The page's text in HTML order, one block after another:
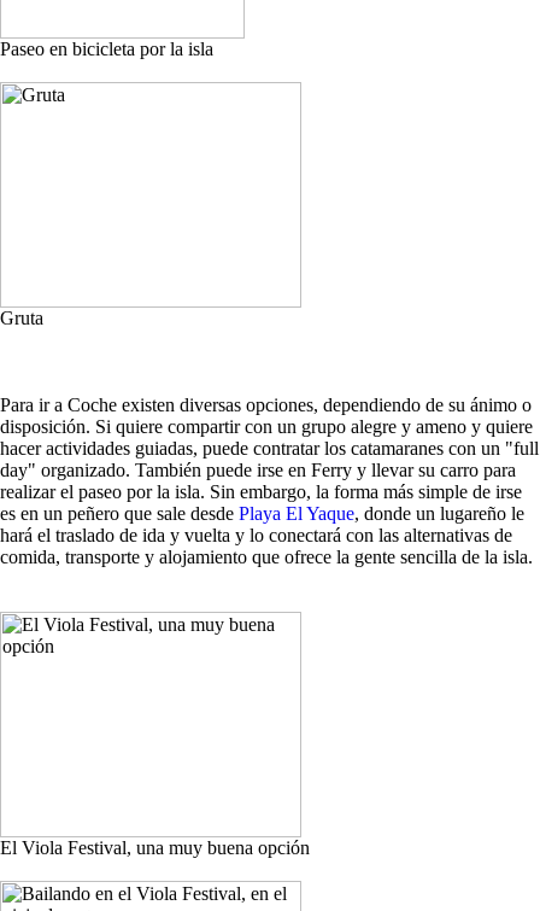
Paseo en bicicleta por la isla
Gruta
Para ir a Coche existen diversas opciones, dependiendo de su ánimo o
disposición. Si quiere compartir con un grupo alegre y ameno y quiere
hacer actividades guiadas, puede contratar los catamaranes con un "full
day" organizado. También puede irse en Ferry y llevar su carro para
realizar el paseo por la isla. Sin embargo, la forma más simple de irse
es en un peñero que sale desde Playa El Yaque, donde un lugareño le
hará el traslado de ida y vuelta y lo conectará con las alternativas de
comida, transporte y alojamiento que ofrece la gente sencilla de la isla.
El Viola Festival, una muy buena opción